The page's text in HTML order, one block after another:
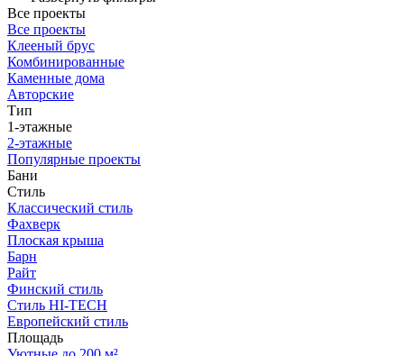
Все проекты
Все проекты
Клееный брус
Комбинированные
Каменные дома
Авторские
Тип
1-этажные
2-этажные
Популярные проекты
Бани
Стиль
Классический стиль
Фахверк
Плоская крыша
Барн
Райт
Финский стиль
Стиль HI-TECH
Европейский стиль
Площадь